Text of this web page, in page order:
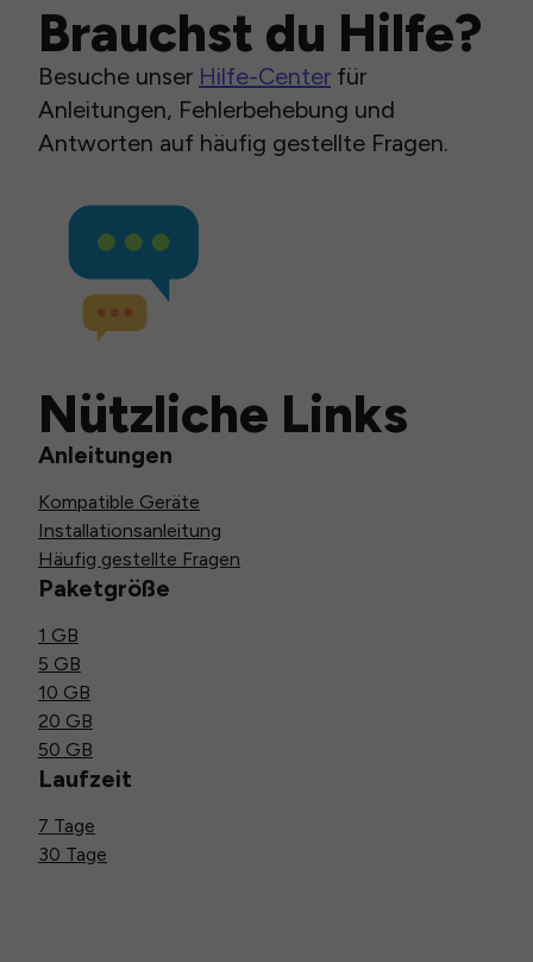
Brauchst du Hilfe?
Besuche unser Hilfe-Center für
Anleitungen, Fehlerbehebung und
Antworten auf häufig gestellte Fragen.
Nützliche Links
Anleitungen
Kompatible Geräte
Installationsanleitung
Häufig gestellte Fragen
Paketgröße
1 GB
5 GB
10 GB
20 GB
50 GB
Laufzeit
7 Tage
30 Tage